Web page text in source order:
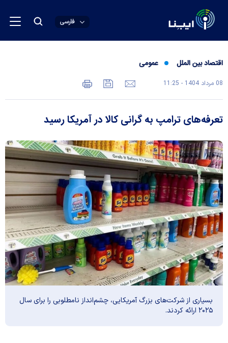
فارسی
اقتصاد بین الملل عمومی
08 مرداد 1404 - 11:25
تعرفه‌های ترامپ به گرانی کالا در آمریکا رسید
بسیاری از شرکت‌های بزرگ آمریکایی، چشم‌انداز نامطلوبی را برای سال
۲۰۲۵ ارائه کردند.